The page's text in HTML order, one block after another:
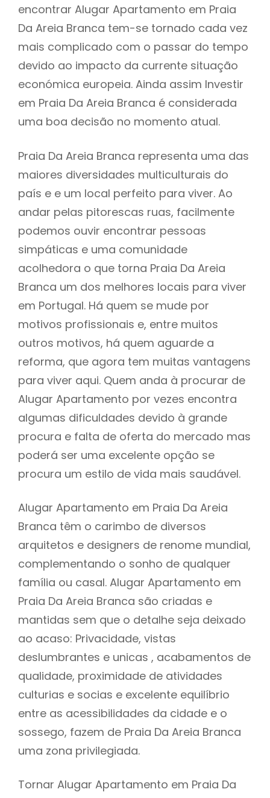
encontrar Alugar Apartamento em Praia
Da Areia Branca tem-se tornado cada vez
mais complicado com o passar do tempo
devido ao impacto da currente situação
económica europeia. Ainda assim Investir
em Praia Da Areia Branca é considerada
uma boa decisão no momento atual.
Praia Da Areia Branca representa uma das
maiores diversidades multiculturais do
país e e um local perfeito para viver. Ao
andar pelas pitorescas ruas, facilmente
podemos ouvir encontrar pessoas
simpáticas e uma comunidade
acolhedora o que torna Praia Da Areia
Branca um dos melhores locais para viver
em Portugal. Há quem se mude por
motivos profissionais e, entre muitos
outros motivos, há quem aguarde a
reforma, que agora tem muitas vantagens
para viver aqui. Quem anda à procurar de
Alugar Apartamento por vezes encontra
algumas dificuldades devido à grande
procura e falta de oferta do mercado mas
poderá ser uma excelente opção se
procura um estilo de vida mais saudável.
Alugar Apartamento em Praia Da Areia
Branca têm o carimbo de diversos
arquitetos e designers de renome mundial,
complementando o sonho de qualquer
família ou casal. Alugar Apartamento em
Praia Da Areia Branca são criadas e
mantidas sem que o detalhe seja deixado
ao acaso: Privacidade, vistas
deslumbrantes e unicas , acabamentos de
qualidade, proximidade de atividades
culturias e socias e excelente equilíbrio
entre as acessibilidades da cidade e o
sossego, fazem de Praia Da Areia Branca
uma zona privilegiada.
Tornar Alugar Apartamento em Praia Da